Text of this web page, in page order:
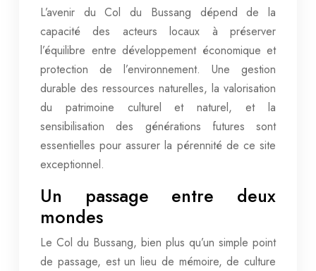
L’avenir du Col du Bussang dépend de la
capacité des acteurs locaux à préserver
l’équilibre entre développement économique et
protection de l’environnement. Une gestion
durable des ressources naturelles, la valorisation
du patrimoine culturel et naturel, et la
sensibilisation des générations futures sont
essentielles pour assurer la pérennité de ce site
exceptionnel.
Un passage entre deux
mondes
Le Col du Bussang, bien plus qu’un simple point
de passage, est un lieu de mémoire, de culture